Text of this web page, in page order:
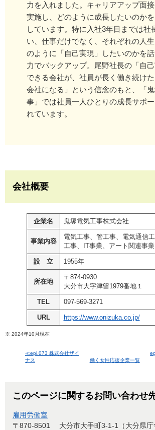
力を入れました。キャリアアップ面
実施し、どのように成長したいのか
しています。特に入社3年目までは社
い、仕事だけでなく、それぞれの人
のように「自己実現」したいのかを
力でバックアップ。尾野社長の「自
できる会社が、社員が長く働き続け
会社になる」という信念のもと、「
事」では社員一人ひとりの成長サポ
れています。
会社概要
企業名 鬼塚電気工事株式会社
事業内容
電気工事、管工事、電気通信
工事、IT事業、アート関連事業
設 立 1955年
所在地
〒874-0930
大分市大字津留1979番地１
TEL 097-569-3271
URL https://www.onizuka.co.jp/
※ 2024年10月現在
≪epi.073 株式会社ザイ
ナス
働く女性応援企業一覧
このページに関するお問い合わせ
雇用労働室
〒870-8501
大分市大手町3-1-1（大分県庁